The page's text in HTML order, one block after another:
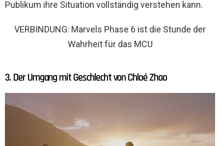
Publikum ihre Situation vollständig verstehen kann.
VERBINDUNG: Marvels Phase 6 ist die Stunde der
Wahrheit für das MCU
3. Der Umgang mit Geschlecht von Chloé Zhao